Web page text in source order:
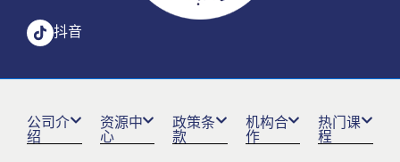
抖音
公司介
绍
资源中
心
政策条
款
机构合
作
热门课
程